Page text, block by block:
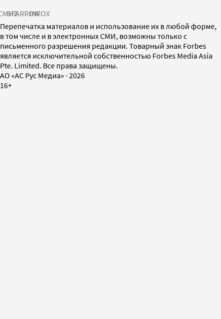
SPARROWINFOX
Перепечатка материалов и использование их в любой форме,
в том числе и в электронных СМИ, возможны только с
письменного разрешения редакции. Товарный знак Forbes
является исключительной собственностью Forbes Media Asia
Pte. Limited. Все права защищены.
AO «АС Рус Медиа» · 2026
16+